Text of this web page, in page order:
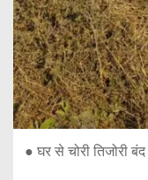
● घर से चोरी तिजोरी बंद